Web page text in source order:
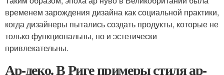
временем зарождения дизайна как социальной практики,
когда дизайнеры пытались создать продукты, которые не
только функциональны, но и эстетически
привлекательны.
Ар-деко. В Риге примеры стиля ар-